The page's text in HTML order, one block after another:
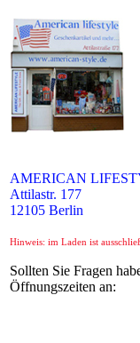
AMERICAN
Attilastr. 177
12105 Berlin
Hinweis: im Laden ist
Sollten Sie Fragen
Öffnungszeiten an: